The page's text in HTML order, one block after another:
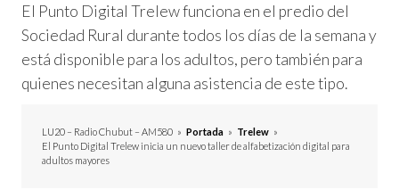
El Punto Digital Trelew funciona en el predio del
Sociedad Rural durante todos los días de la semana y
está disponible para los adultos, pero también para
quienes necesitan alguna asistencia de este tipo.
LU20 – Radio Chubut – AM580 » Portada » Trelew »
El Punto Digital Trelew inicia un nuevo taller de alfabetización digital para
adultos mayores